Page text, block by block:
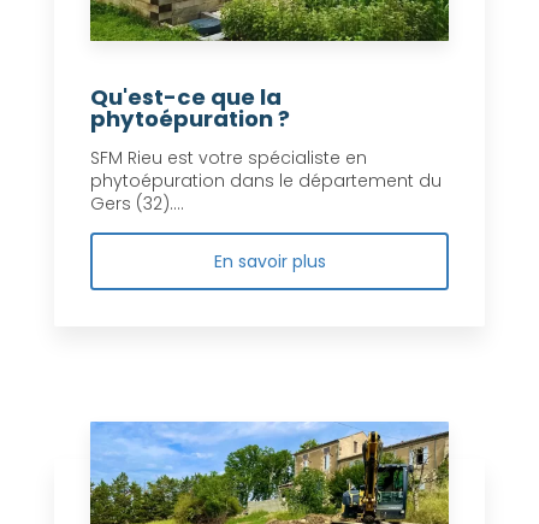
Qu'est-ce que la
phytoépuration ?
SFM Rieu est votre spécialiste en
phytoépuration dans le département du
Gers (32)....
En savoir plus